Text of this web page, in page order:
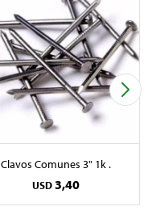
Clavos Comunes 3" 1k .
USD3,40